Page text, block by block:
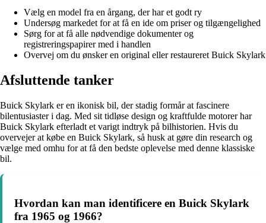
Vælg en model fra en årgang, der har et godt ry
Undersøg markedet for at få en ide om priser og tilgængelighed
Sørg for at få alle nødvendige dokumenter og
registreringspapirer med i handlen
Overvej om du ønsker en original eller restaureret Buick Skylark
Afsluttende tanker
Buick Skylark er en ikonisk bil, der stadig formår at fascinere
bilentusiaster i dag. Med sit tidløse design og kraftfulde motorer har
Buick Skylark efterladt et varigt indtryk på bilhistorien. Hvis du
overvejer at købe en Buick Skylark, så husk at gøre din research og
vælge med omhu for at få den bedste oplevelse med denne klassiske
bil.
Hvordan kan man identificere en Buick Skylark
fra 1965 og 1966?